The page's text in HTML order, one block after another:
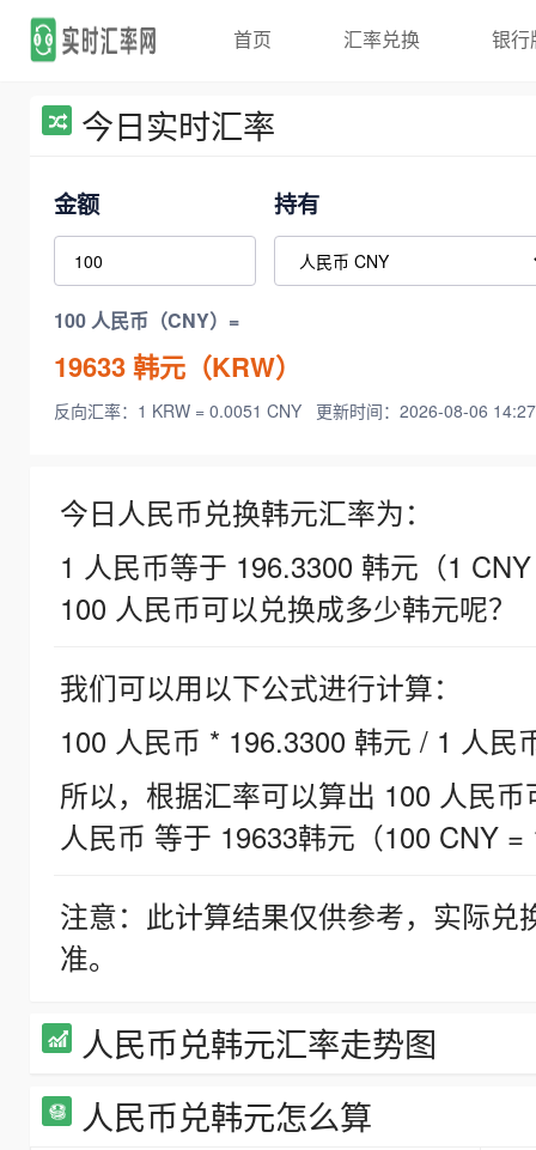
首页 汇率兑换 银行
今日实时汇率
金额 持有
100 人民币（CNY）=
19633韩元（KRW）
反向汇率：1 KRW = 0.0051 CNY 更新时间：2026-08-06
今日人民币兑换韩元汇率为：
1 人民币等于 196.3300 韩元（1
100 人民币可以兑换成多少韩元呢？
我们可以用以下公式进行计算：
100 人民币 * 196.3300 韩元 / 1 人民
所以，根据汇率可以算出 100 人民
人民币 等于 19633韩元（100 CNY =
注意：此计算结果仅供参考，实际
准。
人民币兑韩元汇率走势图
人民币兑韩元怎么算